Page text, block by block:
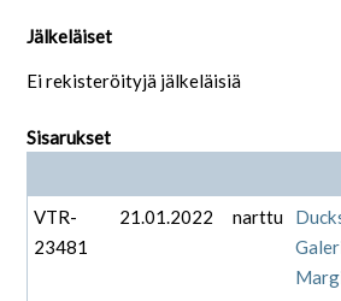
Jälkeläiset
Ei rekisteröityjä jälkeläisiä
Sisarukset
VTR-
23481
21.01.2022 narttu